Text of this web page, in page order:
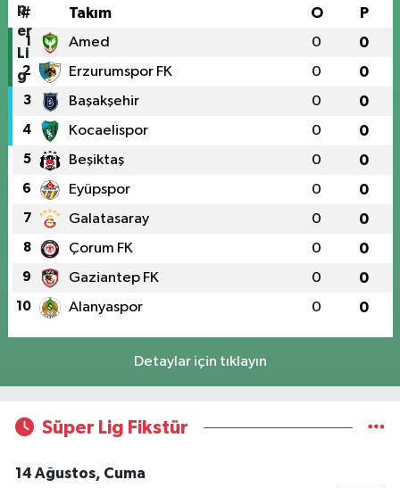
# Takım O P
1 Amed 0 0
2 Erzurumspor FK 0 0
3 Başakşehir 0 0
4 Kocaelispor 0 0
5 Beşiktaş 0 0
6 Eyüpspor 0 0
7 Galatasaray 0 0
8 Çorum FK 0 0
9 Gaziantep FK 0 0
10 Alanyaspor 0 0
Detaylar için tıklayın
Süper Lig Fikstür
14 Ağustos, Cuma